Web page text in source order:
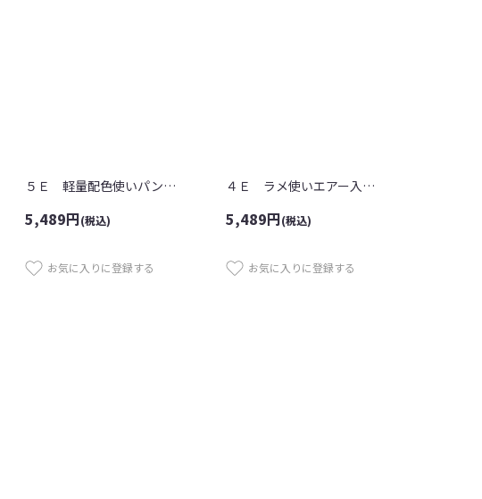
５Ｅ 軽量配色使いパンプス
5,489円(税込)
お気に入りに登録する
４Ｅ ラメ使いエアー入りスニーカー
5,489円(税込)
お気に入りに登録する